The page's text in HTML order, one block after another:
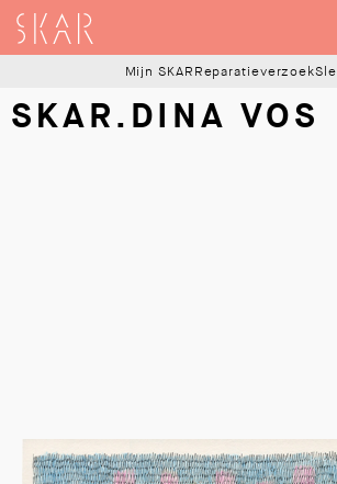
SKAR
Mijn SKAR Reparatieverzoek
SKAR.DINA VOS